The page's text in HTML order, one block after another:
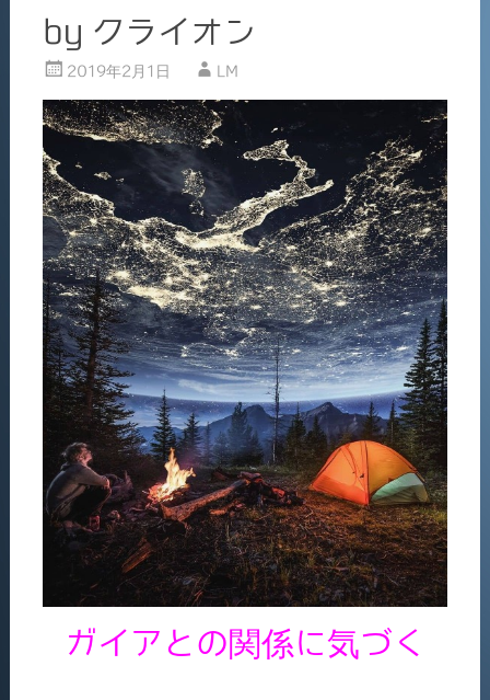
by クライオン
2019年2月1日 LM
ガイアとの関係に気づく